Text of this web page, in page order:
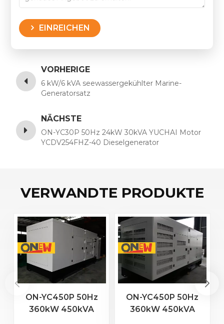
EINREICHEN
VORHERIGE
6 kW/6 kVA seewassergekühlter Marine-
Generatorsatz
NÄCHSTE
ON-YC30P 50Hz 24kW 30kVA YUCHAI Motor
YCDV254FHZ-40 Dieselgenerator
VERWANDTE PRODUKTE
ON-YC450P 50Hz
360kW 450kVA
ON-YC450P 50Hz
360kW 450kVA